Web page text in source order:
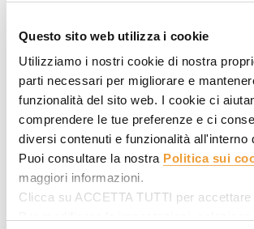
Questo sito web utilizza i cookie
Utilizziamo i nostri cookie di nostra
parti necessari per migliorare e
funzionalità del sito web. I cookie ci
comprendere le tue preferenze e ci
diversi contenuti e funzionalità all'interno
Puoi consultare la nostra Politica sui
maggiori informazioni.
Clicca su ACCETTA TUTTI per